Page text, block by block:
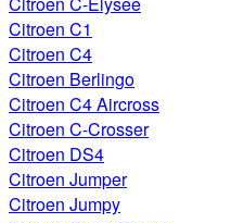
Citroen C1
Citroen C4
Citroen Berlingo
Citroen C4 Aircross
Citroen C-Crosser
Citroen DS4
Citroen Jumper
Citroen Jumpy